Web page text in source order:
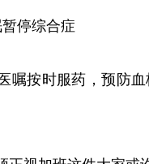
停综合症
按时服药，预防血